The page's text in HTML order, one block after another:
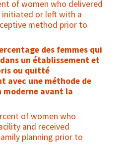
a stock-out of injectables
provided
modern contraception at
point
of clients who received a
service delivery point
clinic
care and treatment
unintended pregnancy
healthcare workers who
planning training
service delivery points that
types of family planning
of women who delivered
initiated or left with a
method prior to
des femmes qui
un établissement et
ou quitté
avec une méthode de
avant la
of women who
and received
planning prior to